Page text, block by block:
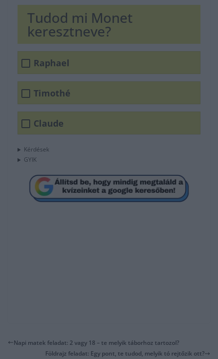
Tudod mi Monet
keresztneve?
Raphael
Timothé
Claude
Kérdések
GYIK
Napi matek feladat: 2 vagy 18 – te melyik táborhoz tartozol?
Földrajz feladat: Egy pont, te tudod, melyik tó rejtőzik ott?